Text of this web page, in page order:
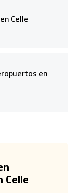
Celle
en